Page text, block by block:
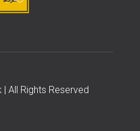
All Rights Reserved